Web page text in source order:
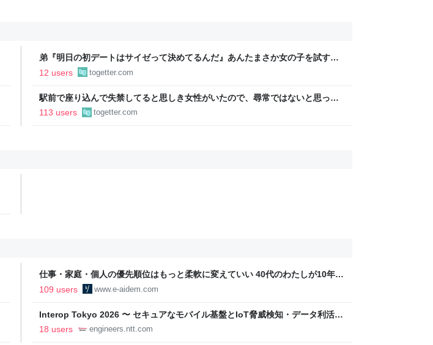
弟『明日の初デートはサイゼって決めてるんだ』あんたまさか女の子を試すつ
もりで…！？→その後の展開に「やはりデートは相手への思いやりの気持ち」
12 users togetter.com
駅前で座り込んで失禁してると思しき女性がいたので、尋常ではないと思って
警察と救急を呼んでそばで見守っていたら、急に現れた女性に「あなた何して
113 users togetter.com
仕事・家庭・個人の優先順位はもっと柔軟に変えていい 40代のわたしが10年後
の自分に伝えたいこと - りっすん by イーアイデム
109 users www.e-aidem.com
Interop Tokyo 2026 〜 セキュアなモバイル基盤とIoT脅威検知・データ利活用
への取り組み 〜 - NTT docomo Business Engineers' Blog
18 users engineers.ntt.com